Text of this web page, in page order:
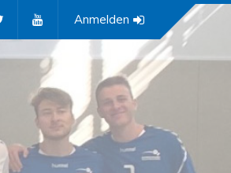
Anmelden